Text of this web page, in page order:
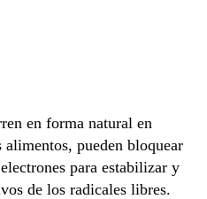
en forma natural en
pueden bloquear
para estabilizar y
de los radicales libres.